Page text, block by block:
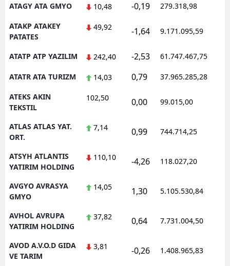
ATAGY ATA GMYO 10,48 -0,19 279.318,98
ATAKP ATAKEY
PATATES
49,92 -1,64 9.171.095,59
ATATP ATP YAZILIM 242,40 -2,53 61.747.467,75
ATATR ATA TURIZM 14,03 0,79 37.965.285,28
ATEKS AKIN
TEKSTIL
102,50 0,00 99.015,00
ATLAS ATLAS YAT.
ORT.
7,14 0,99 744.714,25
ATSYH ATLANTIS
YATIRIM HOLDING
110,10 -4,26 118.027,20
AVGYO AVRASYA
GMYO
14,05 1,30 5.105.530,84
AVHOL AVRUPA
YATIRIM HOLDING
37,82 0,64 7.731.004,50
AVOD A.V.O.D GIDA
VE TARIM
3,81 -0,26 1.408.965,83